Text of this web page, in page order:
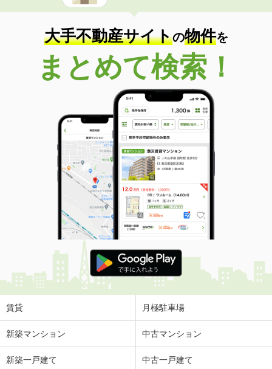
大手不動産サイトの物件を
まとめて検索！
賃貸 月極駐車場
新築マンション 中古マンション
新築一戸建て 中古一戸建て